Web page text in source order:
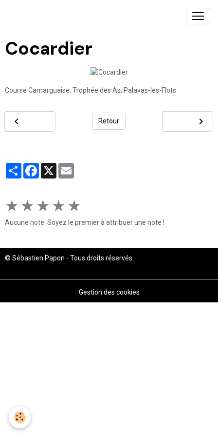
Cocardier
Course Camarguaise, Trophée des As, Palavas-les-Flots
Retour
PartagerFacebook
X
★ ★ ★ ★ ★
Aucune note. Soyez le premier à attribuer une note !
© Sébastien Papon - Tous droits réservés.
Gestion des cookies